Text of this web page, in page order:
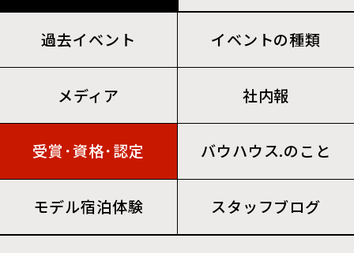
過去イベント イベントの種類
メディア 社内報
受賞･資格･認定 バウハウス.のこと
モデル宿泊体験 スタッフブログ